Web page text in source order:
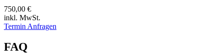
750,00 €
inkl. MwSt.
Termin Anfragen
FAQ